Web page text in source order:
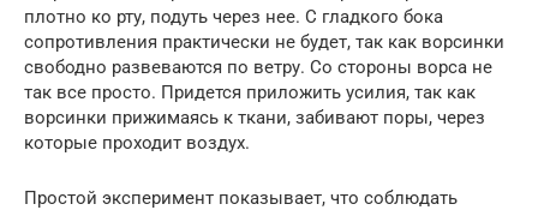
плотно ко рту, подуть через нее. С гладкого бока
сопротивления практически не будет, так как ворсинки
свободно развеваются по ветру. Со стороны ворса не
так все просто. Придется приложить усилия, так как
ворсинки прижимаясь к ткани, забивают поры, через
которые проходит воздух.
Простой эксперимент показывает, что соблюдать